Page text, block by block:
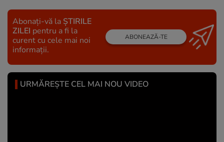
Abonați-vă la ȘTIRILE
ZILEI pentru a fi la
curent cu cele mai noi
informații.
ABONEAZĂ-TE
URMĂREȘTE CEL MAI NOU VIDEO